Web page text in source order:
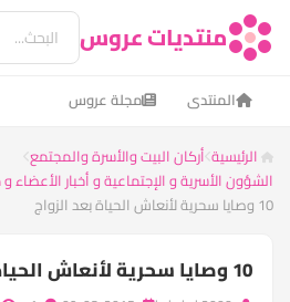
منتديات عروس
المنتدى مجلة عروس
الرئيسية أركان البيت والأسرة والمجتمع
الشؤون الأسرية و الإجتماعية و أخبار الأعضاء
10 وصايا سحرية لأنعاش الحياة بعد الزواج
10 وصايا سحرية لأنعاش الحياة بعد الزواج